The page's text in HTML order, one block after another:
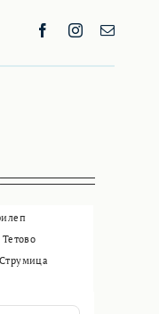
Тетово
Струмица